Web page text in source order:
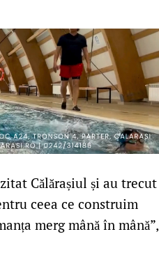
Călărașiul și au trecut
ceea ce construim
merg mână în mână”,